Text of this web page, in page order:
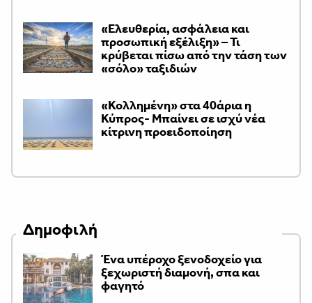
«Ελευθερία, ασφάλεια και
προσωπική εξέλιξη» – Τι
κρύβεται πίσω από την τάση των
«σόλο» ταξιδιών
«Κολλημένη» στα 40άρια η
Κύπρος- Μπαίνει σε ισχύ νέα
κίτρινη προειδοποίηση
Δημοφιλή
Ένα υπέροχο ξενοδοχείο για
ξεχωριστή διαμονή, σπα και
φαγητό